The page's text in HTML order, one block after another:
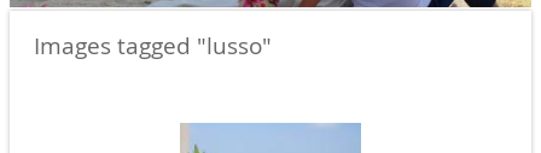
Images tagged "lusso"